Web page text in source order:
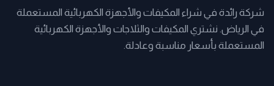
شركة رائدة في شراء المكيفات والأجهزة الكهربائية المستعملة
في الرياض. نشتري المكيفات والثلاجات والأجهزة الكهربائية
المستعملة بأسعار مناسبة وعادلة.